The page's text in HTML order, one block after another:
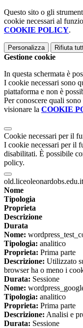
Questo sito o gli
cookie necessari al
COOKIE POLICY.
Personalizza Rifiuta
Gestione cookie
In questa schermata è
I cookie necessari sono
piattaforma e non è
Per conoscere quali
visionare la COOKIE
Cookie necessari per il
I cookie necessari per il
disabilitati. È possibile
policy.
old.liceoleonardobs.edu.it
Nome
Tipologia
Proprieta
Descrizione
Durata
Nome:
Tipologia: analitico
Proprieta: Prima parte
Descrizione: Utilizzato
browser ha o meno i
Durata: Sessione
Nome:
Tipologia: analitico
Proprieta: Prima parte
Descrizione: Analisi e
Durata: Sessione